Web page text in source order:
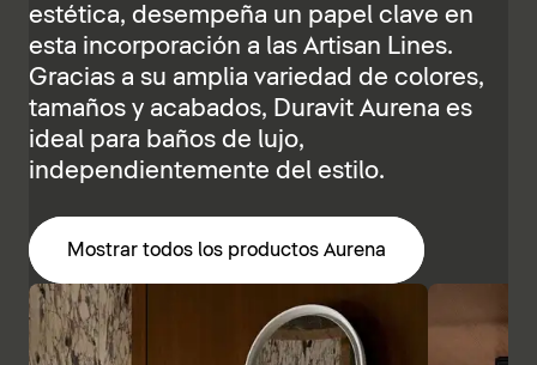
estética, desempeña un papel clave en
esta incorporación a las Artisan Lines.
Gracias a su amplia variedad de colores,
tamaños y acabados, Duravit Aurena es
ideal para baños de lujo,
independientemente del estilo.
Mostrar todos los productos Aurena